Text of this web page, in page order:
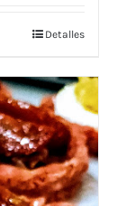
Detalles